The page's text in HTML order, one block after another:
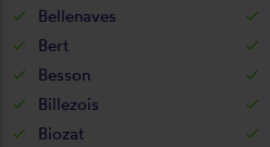
Bellenaves
Bert
Besson
Billezois
Biozat